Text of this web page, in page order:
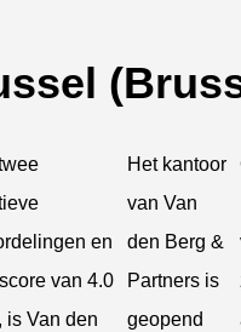
en
van 4.0
is Van den
Het kantoor
van Van
den Berg &
Partners is
geopend